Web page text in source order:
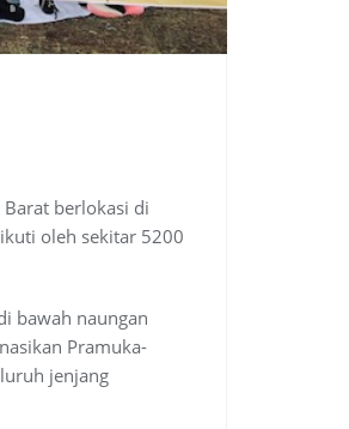
Barat berlokasi di
oleh sekitar 5200
bawah naungan
Pramuka-
jenjang